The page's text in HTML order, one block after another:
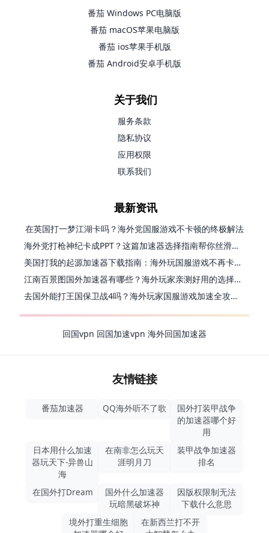
番茄 Windows PC电脑版
番茄 macOS苹果电脑版
番茄 ios苹果手机版
番茄 Android安卓手机版
关于我们
服务条款
隐私协议
应用权限
联系我们
最新资讯
在英国打一梦江湖卡吗？海外党国服游戏不卡顿的终极解法
海外党打枪神纪卡成PPT？这篇加速器选择指南帮你丝滑上分
美国打我的起源加速器下载指南：海外玩国服游戏不再卡的终极方案
江南百景图国外加速器有哪些？海外玩家亲测好用的选择与避坑指南
去国外能打王国保卫战4吗？海外玩家国服游戏加速全攻略（附公主连结幻想江湖实测）
回国vpn 回国加速vpn 海外回国加速器
友情链接
番茄加速器 QQ海外听不了歌
国外打装甲战争
的加速器哪个好
用
日本用什么加速
器玩天下-异兽山
海
在南非怎么玩天
涯明月刀
装甲战争加速器
排名
在国外打Dream
国外什么加速器
玩暗黑破坏神
因版权限制无法
下载什么意思
境外打重生细胞
在新西兰打不开